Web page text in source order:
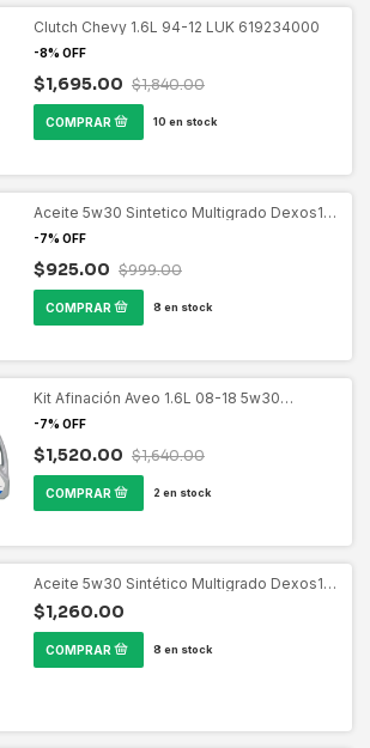
Clutch Chevy 1.6L 94-12 LUK 619234000
-8% OFF
$1,695.00 $1,840.00
10 en stock
Aceite 5w30 Sintetico Multigrado Dexos1
-7% OFF
$925.00 $999.00
8 en stock
Kit Afinación Aveo 1.6L 08-18 5w30
-7% OFF
$1,520.00 $1,640.00
2 en stock
Aceite 5w30 Sintético Multigrado Dexos1
$1,260.00
8 en stock